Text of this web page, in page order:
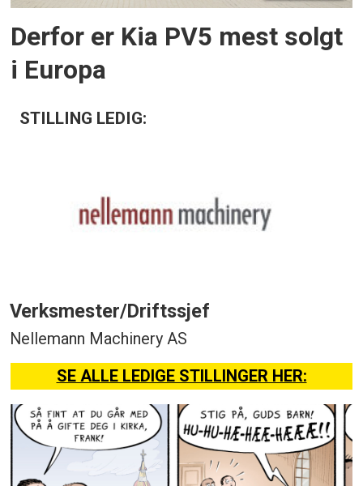
Derfor er Kia PV5 mest solgt
i Europa
STILLING LEDIG:
Verksmester/Driftssjef
Nellemann Machinery AS
SE ALLE LEDIGE STILLINGER HER: